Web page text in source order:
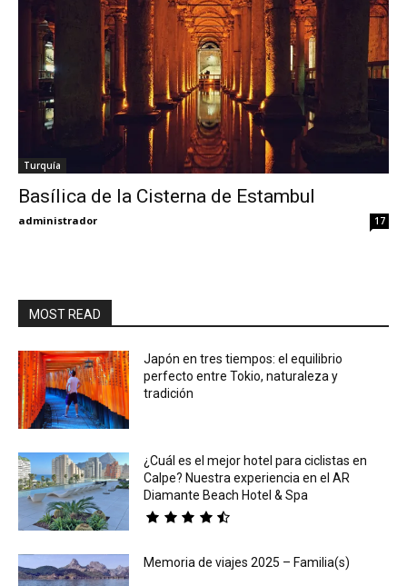
Thru
My
Turquía
Basílica de la Cisterna de Estambul
administrador 17
MOST READ
Japón en tres tiempos: el equilibrio
perfecto entre Tokio, naturaleza y
tradición
¿Cuál es el mejor hotel para ciclistas en
Calpe? Nuestra experiencia en el AR
Diamante Beach Hotel & Spa
Memoria de viajes 2025 – Familia(s)